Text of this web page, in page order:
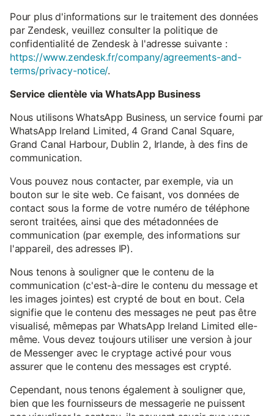
Pour plus d'informations sur le traitement des données
par Zendesk, veuillez consulter la politique de
confidentialité de Zendesk à l'adresse suivante :
https://www.zendesk.fr/company/agreements-and-
terms/privacy-notice/.
Service clientèle via WhatsApp Business
Nous utilisons WhatsApp Business, un service fourni par
WhatsApp Ireland Limited, 4 Grand Canal Square,
Grand Canal Harbour, Dublin 2, Irlande, à des fins de
communication.
Vous pouvez nous contacter, par exemple, via un
bouton sur le site web. Ce faisant, vos données de
contact sous la forme de votre numéro de téléphone
seront traitées, ainsi que des métadonnées de
communication (par exemple, des informations sur
l'appareil, des adresses IP).
Nous tenons à souligner que le contenu de la
communication (c'est-à-dire le contenu du message et
les images jointes) est crypté de bout en bout. Cela
signifie que le contenu des messages ne peut pas être
visualisé, mêmepas par WhatsApp Ireland Limited elle-
même. Vous devez toujours utiliser une version à jour
de Messenger avec le cryptage activé pour vous
assurer que le contenu des messages est crypté.
Cependant, nous tenons également à souligner que,
bien que les fournisseurs de messagerie ne puissent